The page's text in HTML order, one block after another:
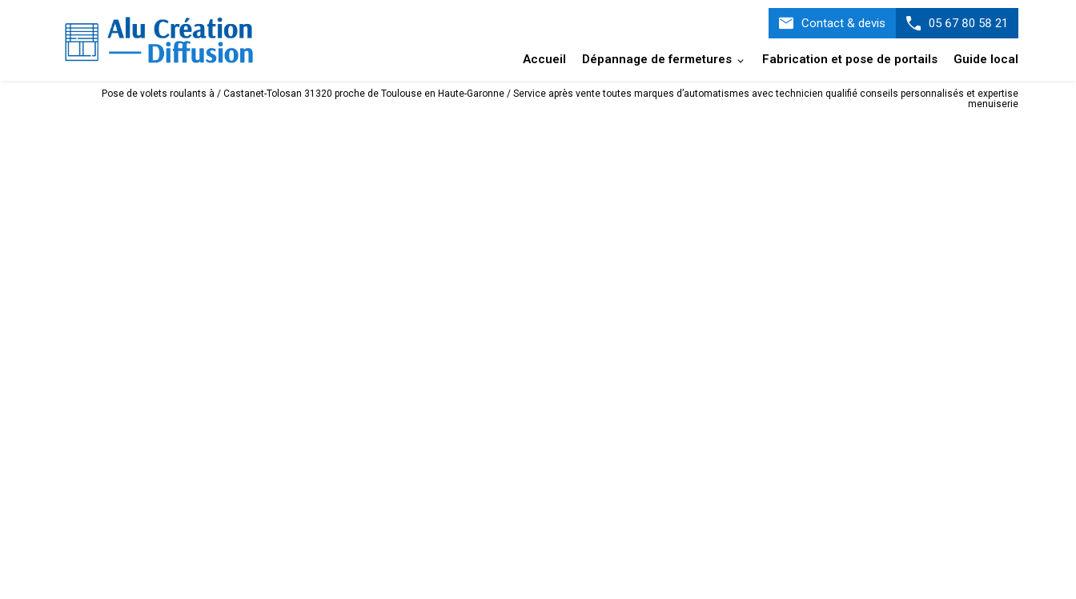
Contact & devis 05 67 80 58 21
Accueil Dépannage de fermetures Fabrication et pose de portails Guide local
Pose de volets roulants à / Castanet-Tolosan 31320 proche de Toulouse en Haute-Garonne / Service après vente toutes marques d’automatismes avec technicien qualifié conseils personnalisés et expertise
menuiserie